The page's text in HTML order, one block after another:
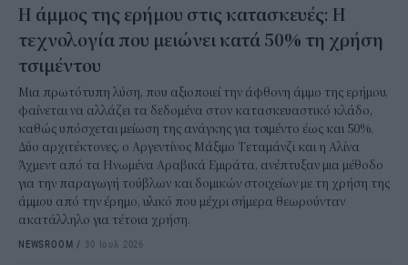
Η άμμος της ερήμου στις κατασκευές: Η
τεχνολογία που μειώνει κατά 50% τη χρήση
τσιμέντου
Μια πρωτότυπη λύση, που αξιοποιεί την άφθονη άμμο της ερήμου,
φαίνεται να αλλάζει τα δεδομένα στον κατασκευαστικό κλάδο,
καθώς υπόσχεται μείωση της ανάγκης για τσιμέντο έως και 50%.
Δύο αρχιτέκτονες, ο Αργεντίνος Μάξιμο Τεταμάνζι και η Αλίνα
Άχμεντ από τα Ηνωμένα Αραβικά Εμιράτα, ανέπτυξαν μια μέθοδο
για την παραγωγή τούβλων και δομικών στοιχείων με τη χρήση της
άμμου από την έρημο, υλικό που μέχρι σήμερα θεωρούνταν
ακατάλληλο για τέτοια χρήση.
NEWSROOM / 30 Ιουλ 2026